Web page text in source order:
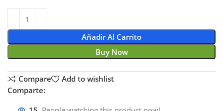
Añadir Al Carrito
Buy Now
Compare
Add to wishlist
Comparte: